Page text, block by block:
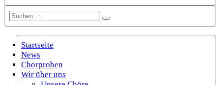
Suchen
nach:
Suchen
Startseite
News
Chorproben
Wir über uns